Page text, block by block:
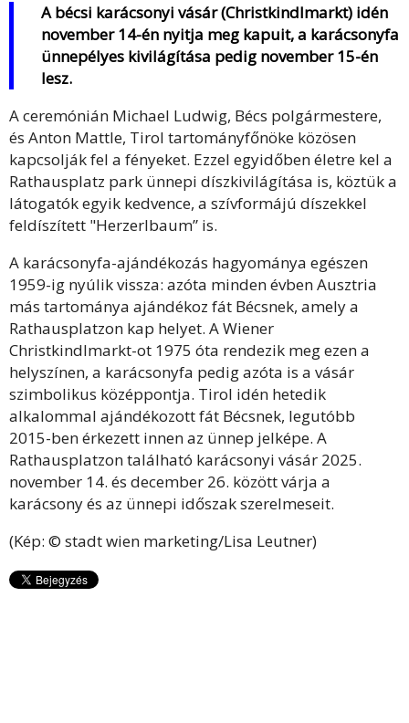
A bécsi karácsonyi vásár (Christkindlmarkt) idén
november 14-én nyitja meg kapuit, a karácsonyfa
ünnepélyes kivilágítása pedig november 15-én
lesz.
A ceremónián Michael Ludwig, Bécs polgármestere,
és Anton Mattle, Tirol tartományfőnöke közösen
kapcsolják fel a fényeket. Ezzel egyidőben életre kel a
Rathausplatz park ünnepi díszkivilágítása is, köztük a
látogatók egyik kedvence, a szívformájú díszekkel
feldíszített "Herzerlbaum” is.
A karácsonyfa-ajándékozás hagyománya egészen
1959-ig nyúlik vissza: azóta minden évben Ausztria
más tartománya ajándékoz fát Bécsnek, amely a
Rathausplatzon kap helyet. A Wiener
Christkindlmarkt-ot 1975 óta rendezik meg ezen a
helyszínen, a karácsonyfa pedig azóta is a vásár
szimbolikus középpontja. Tirol idén hetedik
alkalommal ajándékozott fát Bécsnek, legutóbb
2015-ben érkezett innen az ünnep jelképe. A
Rathausplatzon található karácsonyi vásár 2025.
november 14. és december 26. között várja a
karácsony és az ünnepi időszak szerelmeseit.
(Kép: © stadt wien marketing/Lisa Leutner)